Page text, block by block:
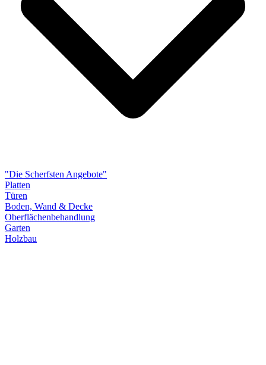
"Die Scherfsten Angebote"
Platten
Türen
Boden, Wand & Decke
Oberflächenbehandlung
Garten
Holzbau